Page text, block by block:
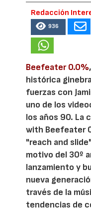
Redacción
936
Beefeater 0.0%
histórica
fuerzas con
uno de los
los años 90. La
with Beefeater
"reach and
motivo del 30º
lanzamiento y
nueva
través de la
tendencias de